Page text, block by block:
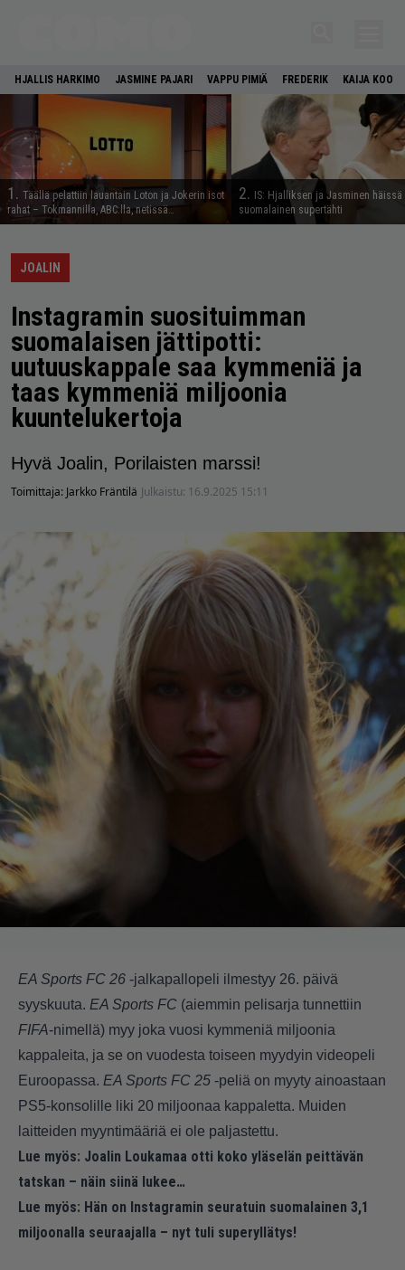
HJALLIS HARKIMO JASMINE PAJARI VAPPU PIMIÄ FREDERIK KAIJA KOO
1. Täällä pelattiin lauantain Loton ja Jokerin isot
rahat – Tokmannilla, ABC:lla, netissä…
2.
IS: Hjalliksen ja Jasminen häissä
suomalainen supertähti
JOALIN
Instagramin suosituimman
suomalaisen jättipotti:
uutuuskappale saa kymmeniä ja
taas kymmeniä miljoonia
kuuntelukertoja
Hyvä Joalin, Porilaisten marssi!
Toimittaja: Jarkko Fräntilä Julkaistu: 16.9.2025 15:11
EA Sports FC 26 -jalkapallopeli ilmestyy 26. päivä
syyskuuta. EA Sports FC (aiemmin pelisarja tunnettiin
FIFA-nimellä) myy joka vuosi kymmeniä miljoonia
kappaleita, ja se on vuodesta toiseen myydyin videopeli
Euroopassa. EA Sports FC 25 -peliä on myyty ainoastaan
PS5-konsolille liki 20 miljoonaa kappaletta. Muiden
laitteiden myyntimääriä ei ole paljastettu.
Lue myös: Joalin Loukamaa otti koko yläselän peittävän
tatskan – näin siinä lukee…
Lue myös: Hän on Instagramin seuratuin suomalainen 3,1
miljoonalla seuraajalla – nyt tuli superyllätys!